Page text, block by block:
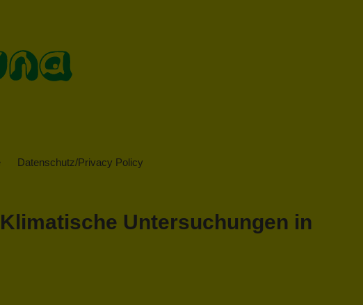
Datenschutz/Privacy Policy
Untersuchungen in